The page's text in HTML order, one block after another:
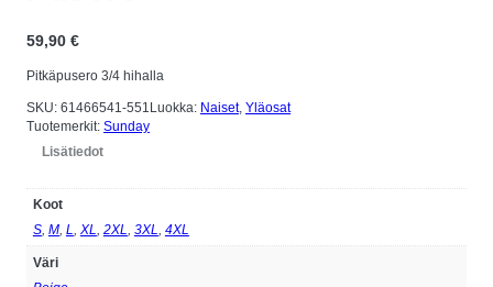
59,90 €
Pitkäpusero 3/4 hihalla
SKU: 61466541-551 Luokka: Naiset, Yläosat
Tuotemerkit: Sunday
Lisätiedot
Koot
S, M, L XL 2XL 3XL 4XL
Väri
Välttämättömät
Nämä evästeet
eivät ole
valinnaisia. Niitä
tarvitaan, jotta
sivusto voi